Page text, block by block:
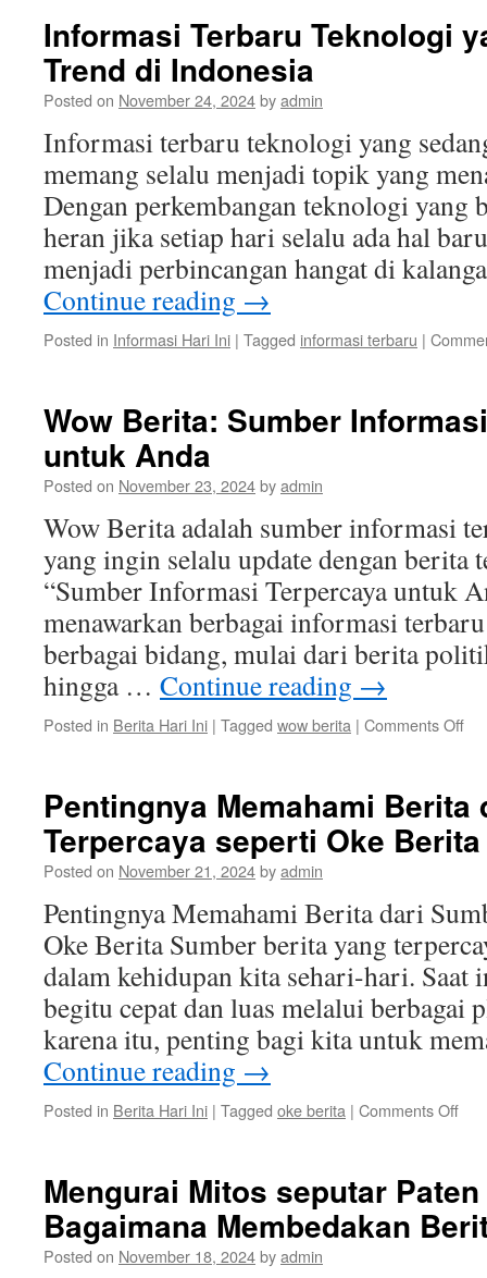
Informasi Terbaru Teknologi
Trend di Indonesia
Posted on November 24, 2024byadmin
Informasi terbaru teknologi yang
memang selalu menjadi topik yang
Dengan perkembangan teknologi yang
heran jika setiap hari selalu ada hal
menjadi perbincangan hangat di
Continue reading →
Posted in Informasi Hari Ini | Tagged informasi terbaru |
Wow Berita: Sumber
untuk Anda
Posted on November 23, 2024byadmin
Wow Berita adalah sumber informasi
yang ingin selalu update dengan berita
“Sumber Informasi Terpercaya untuk
menawarkan berbagai informasi
berbagai bidang, mulai dari berita
hingga … Continue reading →
Posted in Berita Hari Ini | Tagged wow berita | Comments Offon
Pentingnya Memahami Berita
Terpercaya seperti Oke Berita
Posted on November 21, 2024byadmin
Pentingnya Memahami Berita dari
Oke Berita Sumber berita yang
dalam kehidupan kita sehari-hari. Saat
begitu cepat dan luas melalui berbagai
karena itu, penting bagi kita untuk
Continue reading →
Posted in Berita Hari Ini | Tagged oke berita | Comments Offon
dari
Mengurai Mitos seputar
Bagaimana Membedakan
Posted on November 18, 2024byadmin